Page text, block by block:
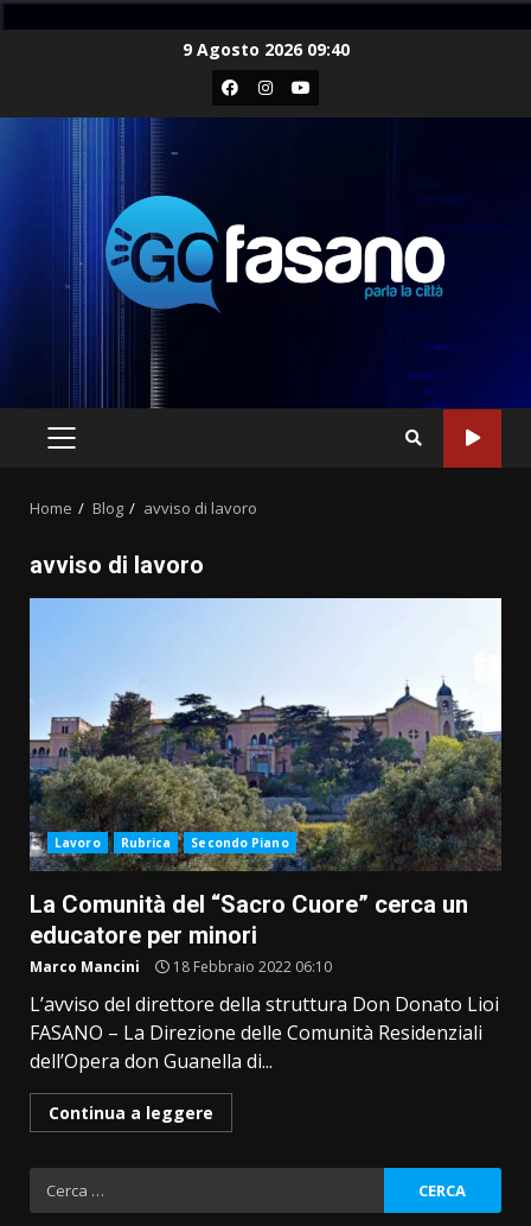
9 Agosto 2026 09:40
Facebook
Instagram
Youtube
PRIMARY
Home Blog avviso di lavoro
avviso di lavoro
Lavoro Rubrica Secondo Piano
La Comunità del “Sacro Cuore” cerca un
educatore per minori
Marco Mancini 18 Febbraio 2022 06:10
L’avviso del direttore della struttura Don Donato Lioi
FASANO – La Direzione delle Comunità Residenziali
dell’Opera don Guanella di...
Continua a leggere
Ricerca
per: